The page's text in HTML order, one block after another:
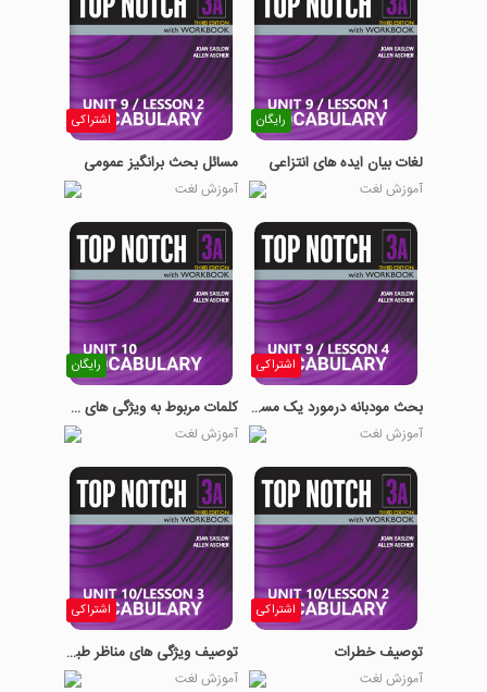
رایگان
لغات بیان ایده های انتزاعی
آموزش لغت
اشتراکی
مسائل بحث برانگیز عمومی
آموزش لغت
اشتراکی
بحث مودبانه درمورد یک مساله
آموزش لغت
رایگان
کلمات مربوط به ویژگی های جغرافیایی
آموزش لغت
اشتراکی
توصیف خطرات
آموزش لغت
اشتراکی
توصیف ویژگی های مناظر طبیعی
آموزش لغت